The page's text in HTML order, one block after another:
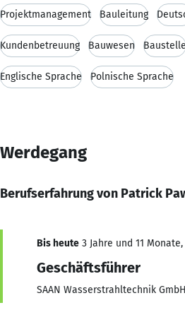
Projektmanagement Bauleitung
Kundenbetreuung Bauwesen
Englische Sprache Polnische Sprache
Werdegang
Berufserfahrung von Patrick
Bis heute 3 Jahre und 11
Geschäftsführer
SAAN Wasserstrahltechnik GmbH